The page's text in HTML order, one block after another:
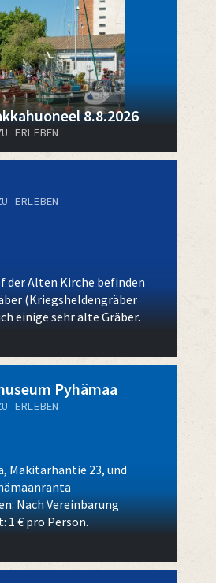
8.8.2026
ERLEBEN
ERLEBEN
der Alten Kirche befinden
(Kriegsheldengräber
einige sehr alte Gräber.
Pyhämaa
ERLEBEN
Mäkitarhantie 23, und
Nach Vereinbarung
€ pro Person.